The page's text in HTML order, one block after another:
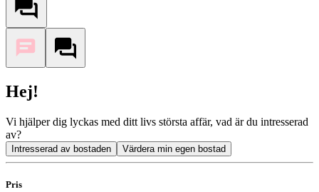
Hej!
Vi hjälper dig lyckas med ditt livs största affär, vad är du intresserad
av?
Intresserad av bostaden Värdera min egen bostad
Pris